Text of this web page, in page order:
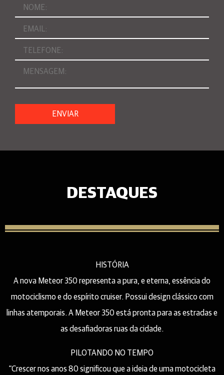
DESTAQUES
HISTÓRIA
A nova Meteor 350 representa a pura, e eterna, essência do
motociclismo e do espírito cruiser. Possui design clássico com
linhas atemporais. A Meteor 350 está pronta para as estradas e
as desafiadoras ruas da cidade.
PILOTANDO NO TEMPO
“Crescer nos anos 80 significou que a ideia de uma motocicleta